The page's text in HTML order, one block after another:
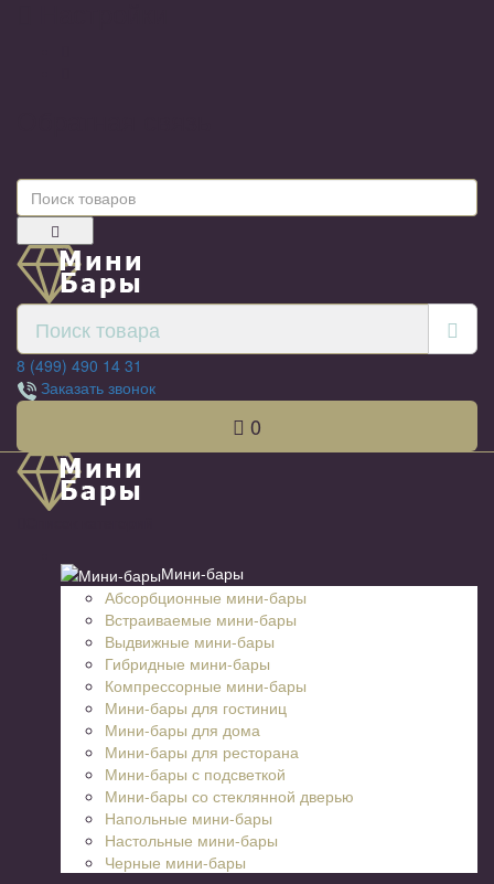
8 (499) 490 14 31
Заказать звонок
0
Мини-бары
Абсорбционные мини-бары
Встраиваемые мини-бары
Выдвижные мини-бары
Гибридные мини-бары
Компрессорные мини-бары
Мини-бары для гостиниц
Мини-бары для дома
Мини-бары для ресторана
Мини-бары с подсветкой
Мини-бары со стеклянной дверью
Напольные мини-бары
Настольные мини-бары
Черные мини-бары